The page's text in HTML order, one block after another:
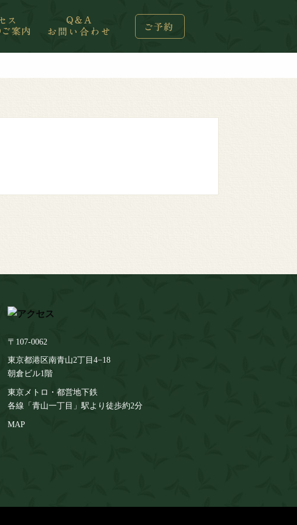
〒107-0062
東京都港区南青山2丁目4−18
朝倉ビル1階
東京メトロ・都営地下鉄
各線「青山一丁目」駅より徒歩約2分
MAP